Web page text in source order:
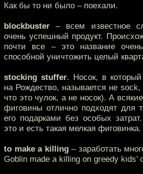
Как бы то ни было – поехали.
blockbuster – всем известное
очень успешный продукт.
почти все – это название
способной уничтожить целый
stocking stuffer. Носок, в который
на Рождество, называется не
что это чулок, а не носок). А
фиговины отлично подходят для
его подарками без особых
это и есть такая мелкая фиговинка.
to make a killing– заработать
Goblin made a killing on greedy kids’